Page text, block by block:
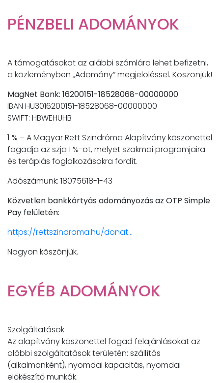
PÉNZBELI ADOMÁNYOK
A támogatásokat az alábbi számlára lehet befizetni,
a közleményben „Adomány” megjelöléssel. Köszönjük!
MagNet Bank: 16200151-18528068-00000000
IBAN HU3016200151-18528068-00000000
SWIFT: HBWEHUHB
1 % – A Magyar Rett Szindróma Alapítvány köszönettel
fogadja az szja 1 %-ot, melyet szakmai programjaira
és terápiás foglalkozásokra fordít.
Adószámunk: 18075618-1-43
Közvetlen bankkártyás adományozás az OTP Simple
Pay felületén:
https://rettszindroma.hu/donat...
Nagyon köszönjük.
EGYÉB ADOMÁNYOK
Szolgáltatások
Az alapítvány köszönettel fogad felajánlásokat az
alábbi szolgáltatások területén: szállítás
(alkalmanként), nyomdai kapacitás, nyomdai
előkészítő munkák.